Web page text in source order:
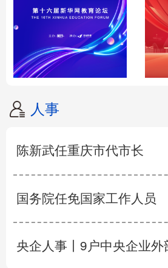
人事
陈新武任重庆市代市长
国务院任免国家工作人员
央企人事丨9户中央企业外